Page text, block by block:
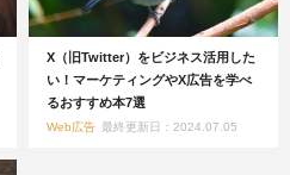
X（旧Twitter）をビジネス活用した
い！マーケティングやX広告を学べ
るおすすめ本7選
Web広告 最終更新日：2024.07.05